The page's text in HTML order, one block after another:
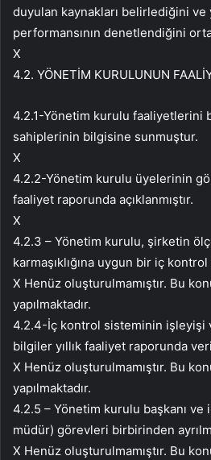
duyulan kaynakları belirlediğini ve
performansının denetlendiğini
X
4.2. YÖNETİM KURULUNUN
4.2.1-Yönetim kurulu faaliyetlerini
sahiplerinin bilgisine sunmuştur.
X
4.2.2-Yönetim kurulu üyelerinin
faaliyet raporunda açıklanmıştır.
X
4.2.3 – Yönetim kurulu, şirketin
karmaşıklığına uygun bir iç
X Henüz oluşturulmamıştır. Bu
yapılmaktadır.
4.2.4-İç kontrol sisteminin işleyişi
bilgiler yıllık faaliyet raporunda
X Henüz oluşturulmamıştır. Bu
yapılmaktadır.
4.2.5 – Yönetim kurulu başkanı ve
müdür) görevleri birbirinden
X Henüz oluşturulmamıştır. Bu